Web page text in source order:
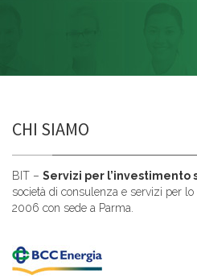
CHI SIAMO
BIT – Servizi per l’investimento
società di consulenza e servizi per
2006 con sede a Parma.